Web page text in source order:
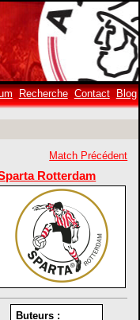
Recherche Contact Blog
Match Précédent
Rotterdam
Buteurs :